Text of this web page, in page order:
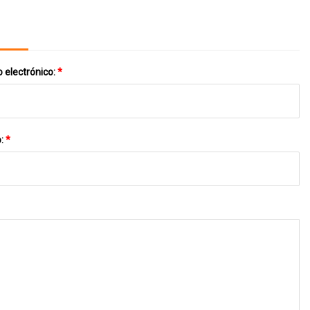
electrónico:*
*